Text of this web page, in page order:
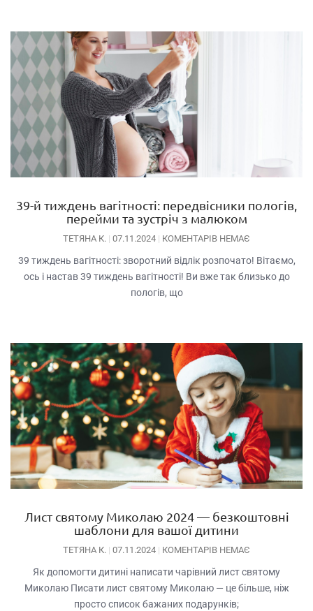
39-й тиждень вагітності: передвісники пологів,
перейми та зустріч з малюком
ТЕТЯНА К. 07.11.2024 КОМЕНТАРІВ НЕМАЄ
39 тиждень вагітності: зворотний відлік розпочато! Вітаємо,
ось і настав 39 тиждень вагітності! Ви вже так близько до
пологів, що
Лист святому Миколаю 2024 — безкоштовні
шаблони для вашої дитини
ТЕТЯНА К. 07.11.2024 КОМЕНТАРІВ НЕМАЄ
Як допомогти дитині написати чарівний лист святому
Миколаю Писати лист святому Миколаю — це більше, ніж
просто список бажаних подарунків;